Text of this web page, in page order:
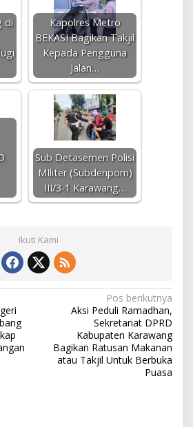
di
Kapolres Metro
BEKASI Bagikan Takjil
Kepada Pengguna
Jalan…
Sub Detasemen Polisi
MIliter (Subdenpom)
III/3-1 Karawang…
Ikuti Kami
Pos berikutnya
Aksi Peduli Ramadhan,
Sekretariat DPRD
Kabupaten Karawang
Bagikan Ratusan Makanan
atau Takjil Untuk Berbuka
Puasa